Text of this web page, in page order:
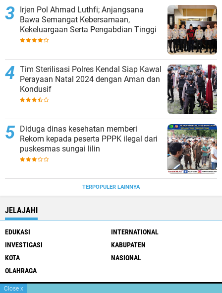
Irjen Pol Ahmad Luthfi; Anjangsana
Bawa Semangat Kebersamaan,
Kekeluargaan Serta Pengabdian Tinggi
Tim Sterilisasi Polres Kendal Siap Kawal
Perayaan Natal 2024 dengan Aman dan
Kondusif
Diduga dinas kesehatan memberi
Rekom kepada peserta PPPK ilegal dari
puskesmas sungai lilin
TERPOPULER LAINNYA
JELAJAHI
EDUKASI
INTERNATIONAL
INVESTIGASI
KABUPATEN
KOTA
NASIONAL
OLAHRAGA
Close x